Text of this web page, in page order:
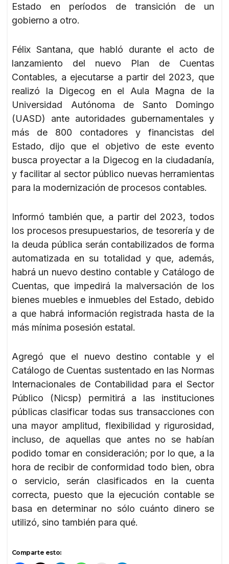
Estado en períodos de transición de un
gobierno a otro.
Félix Santana, que habló durante el acto de
lanzamiento del nuevo Plan de Cuentas
Contables, a ejecutarse a partir del 2023, que
realizó la Digecog en el Aula Magna de la
Universidad Autónoma de Santo Domingo
(UASD) ante autoridades gubernamentales y
más de 800 contadores y financistas del
Estado, dijo que el objetivo de este evento
busca proyectar a la Digecog en la ciudadanía,
y facilitar al sector público nuevas herramientas
para la modernización de procesos contables.
Informó también que, a partir del 2023, todos
los procesos presupuestarios, de tesorería y de
la deuda pública serán contabilizados de forma
automatizada en su totalidad y que, además,
habrá un nuevo destino contable y Catálogo de
Cuentas, que impedirá la malversación de los
bienes muebles e inmuebles del Estado, debido
a que habrá información registrada hasta de la
más mínima posesión estatal.
Agregó que el nuevo destino contable y el
Catálogo de Cuentas sustentado en las Normas
Internacionales de Contabilidad para el Sector
Público (Nicsp) permitirá a las instituciones
públicas clasificar todas sus transacciones con
una mayor amplitud, flexibilidad y rigurosidad,
incluso, de aquellas que antes no se habían
podido tomar en consideración; por lo que, a la
hora de recibir de conformidad todo bien, obra
o servicio, serán clasificados en la cuenta
correcta, puesto que la ejecución contable se
basa en determinar no sólo cuánto dinero se
utilizó, sino también para qué.
Comparte esto: